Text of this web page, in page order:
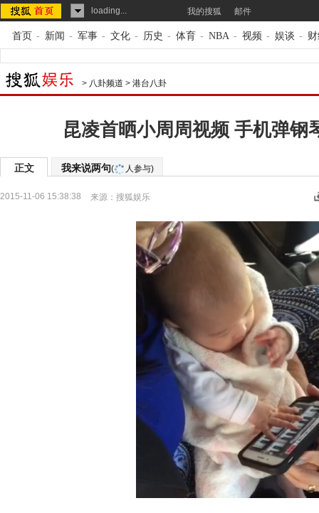
loading... 我的搜狐 邮件
首页 - 新闻 - 军事 - 文化 - 历史 - 体育 - NBA - 视频 - 娱谈 -
> 八卦频道 > 港台八卦
昆凌首晒小周周视频 手机弹钢
正文 我来说两句( 人参与)
2015-11-06 15:38:38 来源： 搜狐娱乐